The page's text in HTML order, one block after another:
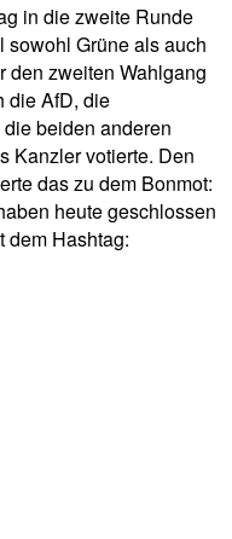
in die zweite Runde
sowohl Grüne als auch
den zweiten Wahlgang
die AfD, die
beiden anderen
Kanzler votierte. Den
das zu dem Bonmot:
heute geschlossen
dem Hashtag: